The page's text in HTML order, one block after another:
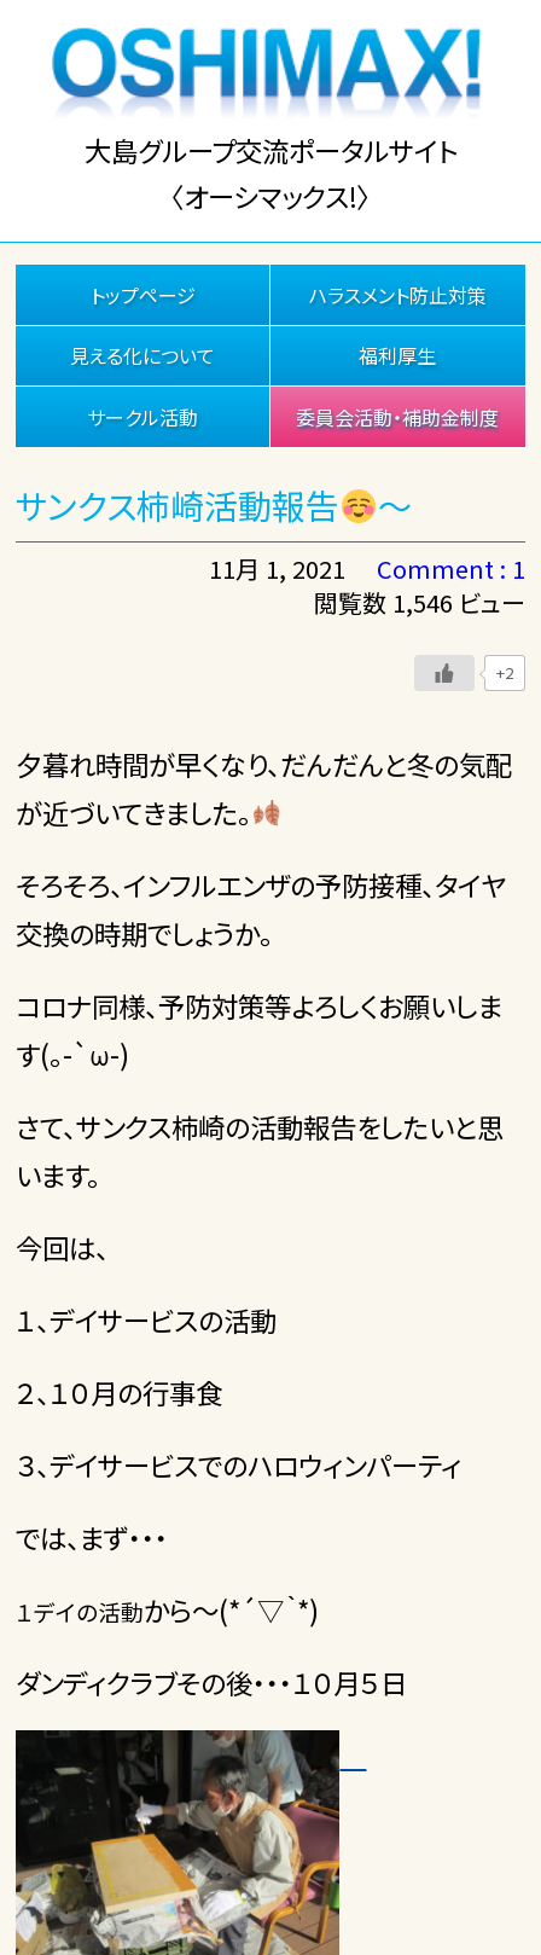
大島グループ交流ポータルサイト
〈オーシマックス!〉
トップページ ハラスメント防止対策
見える化について 福利厚生
サークル活動 委員会活動・補助金制度
サンクス柿崎活動報告 ～
11月 1, 2021
Comment : 1
閲覧数 1,546 ビュー
+2
夕暮れ時間が早くなり、だんだんと冬の気配
が近づいてきました。
そろそろ、インフルエンザの予防接種、タイヤ
交換の時期でしょうか。
コロナ同様、予防対策等よろしくお願いしま
す(。-`ω-)
さて、サンクス柿崎の活動報告をしたいと思
います。
今回は、
１、デイサービスの活動
２、１０月の行事食
３、デイサービスでのハロウィンパーティ
では、まず・・・
１デイの活動から～(*´▽｀*)
ダンディクラブその後・・・１０月５日